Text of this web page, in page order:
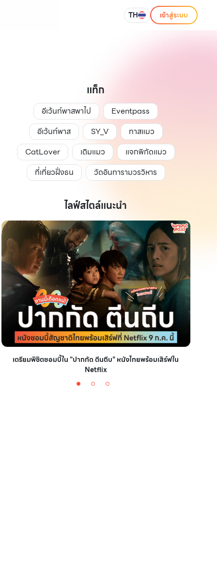
TH เข้าสู่ระบบ
แท็ก
อีเว้นท์พาสพาไป
Eventpass
อีเว้นท์พาส
SY_V
ทาสแมว
CatLover
เติมแมว
แจกพิกัดแมว
ที่เที่ยวฝั่งธน
วัดอินทารามวรวิหาร
ไลฟ์สไตล์แนะนำ
เตรียมพิชิตซอมบี้ใน "ปากกัด ตีนถีบ" หนังไทยพร้อมเสิร์ฟใน
Netflix